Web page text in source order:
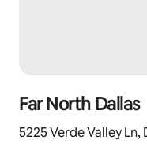
Far North Dallas
5225 Verde Valley Ln,